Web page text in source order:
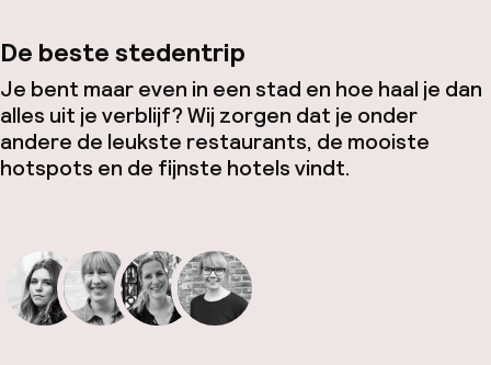
De beste stedentrip
Je bent maar even in een stad en hoe haal je dan
alles uit je verblijf? Wij zorgen dat je onder
andere de leukste restaurants, de mooiste
hotspots en de fijnste hotels vindt.